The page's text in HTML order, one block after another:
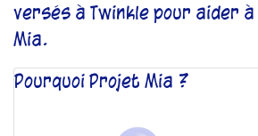
versés à Twinkle pour aider
Mia.
Pourquoi Projet Mia ?